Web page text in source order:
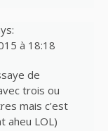
à 18:18
de
trois ou
mais c’est
aheu LOL)